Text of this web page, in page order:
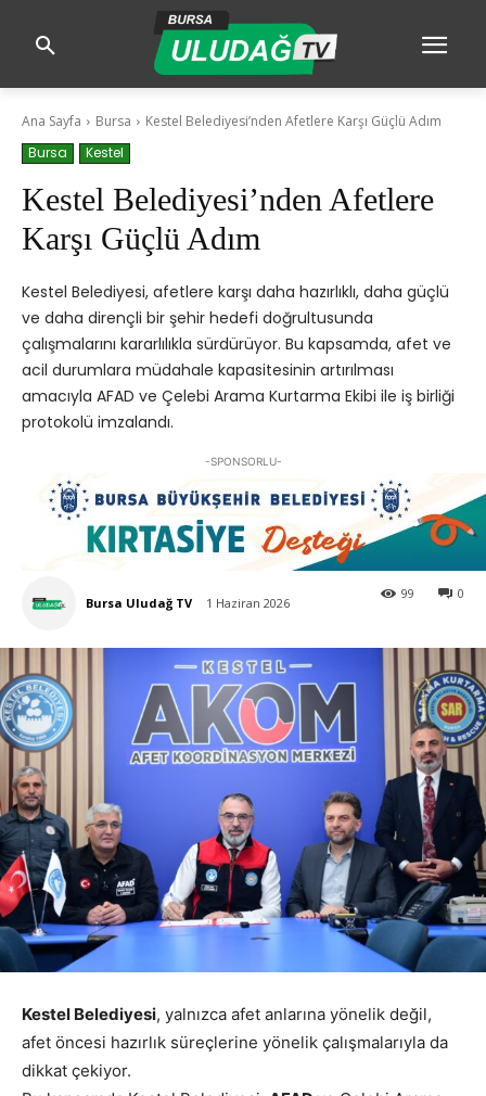
Ana Sayfa Bursa
Kestel Belediyesi’nden Afetlere Karşı Güçlü Adım
Bursa
Kestel
Kestel Belediyesi’nden Afetlere
Karşı Güçlü Adım
Kestel Belediyesi, afetlere karşı daha hazırlıklı, daha güçlü
ve daha dirençli bir şehir hedefi doğrultusunda
çalışmalarını kararlılıkla sürdürüyor. Bu kapsamda, afet ve
acil durumlara müdahale kapasitesinin artırılması
amacıyla AFAD ve Çelebi Arama Kurtarma Ekibi ile iş birliği
protokolü imzalandı.
-SPONSORLU-
Bursa Uludağ TV 1 Haziran 2026
0
99
Kestel Belediyesi, yalnızca afet anlarına yönelik değil,
afet öncesi hazırlık süreçlerine yönelik çalışmalarıyla da
dikkat çekiyor.